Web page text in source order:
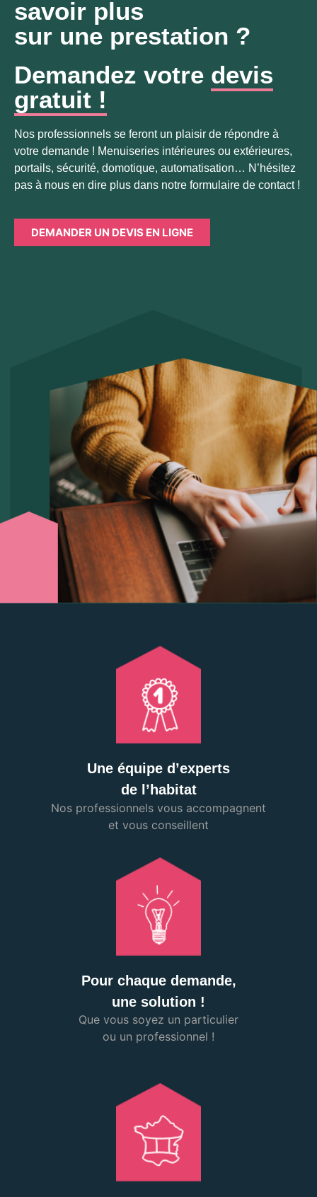
savoir plus
sur une prestation ?
Demandez votre devis
gratuit !
Nos professionnels se feront un plaisir de répondre à
votre demande ! Menuiseries intérieures ou extérieures,
portails, sécurité, domotique, automatisation… N’hésitez
pas à nous en dire plus dans notre formulaire de contact !
DEMANDER UN DEVIS EN LIGNE
Une équipe d’experts
de l’habitat
Nos professionnels vous accompagnent
et vous conseillent
Pour chaque demande,
une solution !
Que vous soyez un particulier
ou un professionnel !